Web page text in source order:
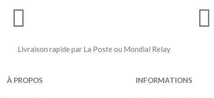
Livraison rapide par La Poste ou Mondial Relay
À PROPOS INFORMATIONS